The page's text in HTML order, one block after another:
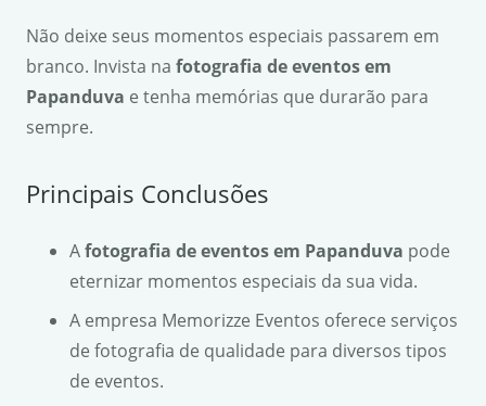
Não deixe seus momentos especiais passarem em
branco. Invista na fotografia de eventos em
Papanduva e tenha memórias que durarão para
sempre.
Principais Conclusões
Afotografia de eventos em Papanduva pode
eternizar momentos especiais da sua vida.
A empresa Memorizze Eventos oferece serviços
de fotografia de qualidade para diversos tipos
de eventos.